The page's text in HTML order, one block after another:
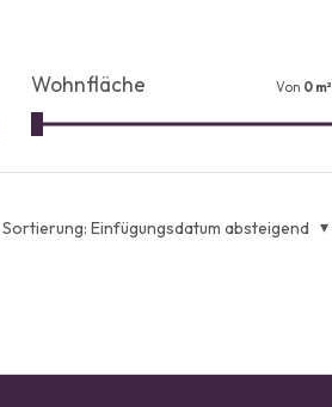
Wohnfläche Von 0 m²
Sortierung: Einfügungsdatum absteigend